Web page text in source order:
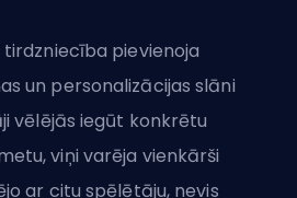
pievienoja
un personalizācijas slāni
vēlējās iegūt konkrētu
viņi varēja vienkārši
ar citu spēlētāju, nevis